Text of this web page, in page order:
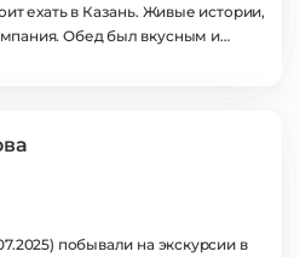
ехать в Казань. Живые истории,
Обед был вкусным и
Пять звёзд без
побывали на экскурсии в